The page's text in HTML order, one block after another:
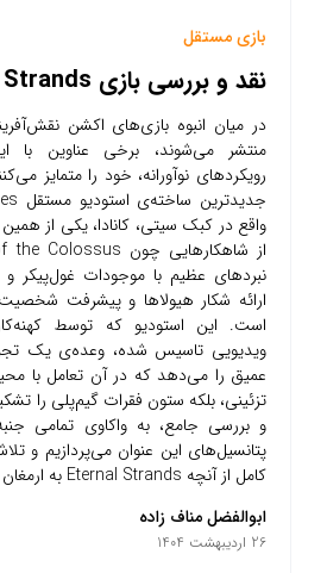
بازی مستقل
نقد و بررسی بازی Eternal Strands
در میان انبوه بازی‌های اکشن
منتشر می‌شوند، برخی عناوین با
واقع در کبک سیتی، کانادا، یکی از
ارائه شکار هیولاها و پیشرفت
است. این استودیو که توسط
ویدیویی تاسیس شده، وعده‌ی یک
عمیق را می‌دهد که در آن تعامل با
تزئینی، بلکه ستون فقرات گیم‌پلی را
و بررسی جامع، به واکاوی تمامی
پتانسیل‌های این عنوان می‌پردازیم و
کامل از آنچه Eternal Strands به ارمغان می‌آورد، ارائه دهیم.
ابوالفضل مناف زاده
26 اردیبهشت 1404